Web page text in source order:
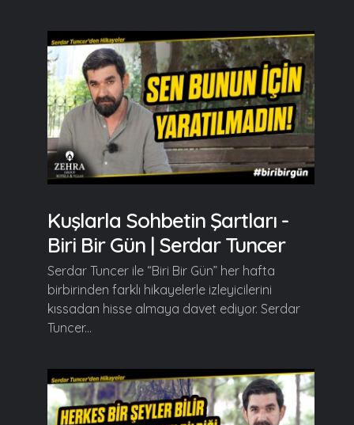
Kuşlarla Sohbetin Şartları -
Biri Bir Gün | Serdar Tuncer
Serdar Tuncer ile “Biri Bir Gün” her hafta
birbirinden farklı hikayelerle izleyicilerini
kıssadan hisse almaya davet ediyor. Serdar
Tuncer...